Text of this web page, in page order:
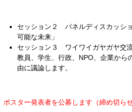
セッション２ パネルディスカッシ
可能な未来」
セッション３ ワイワイガヤガヤ交
教員、学生、行政、NPO、企業から
由に議論します。
ポスター発表者を公募します（締め切ら